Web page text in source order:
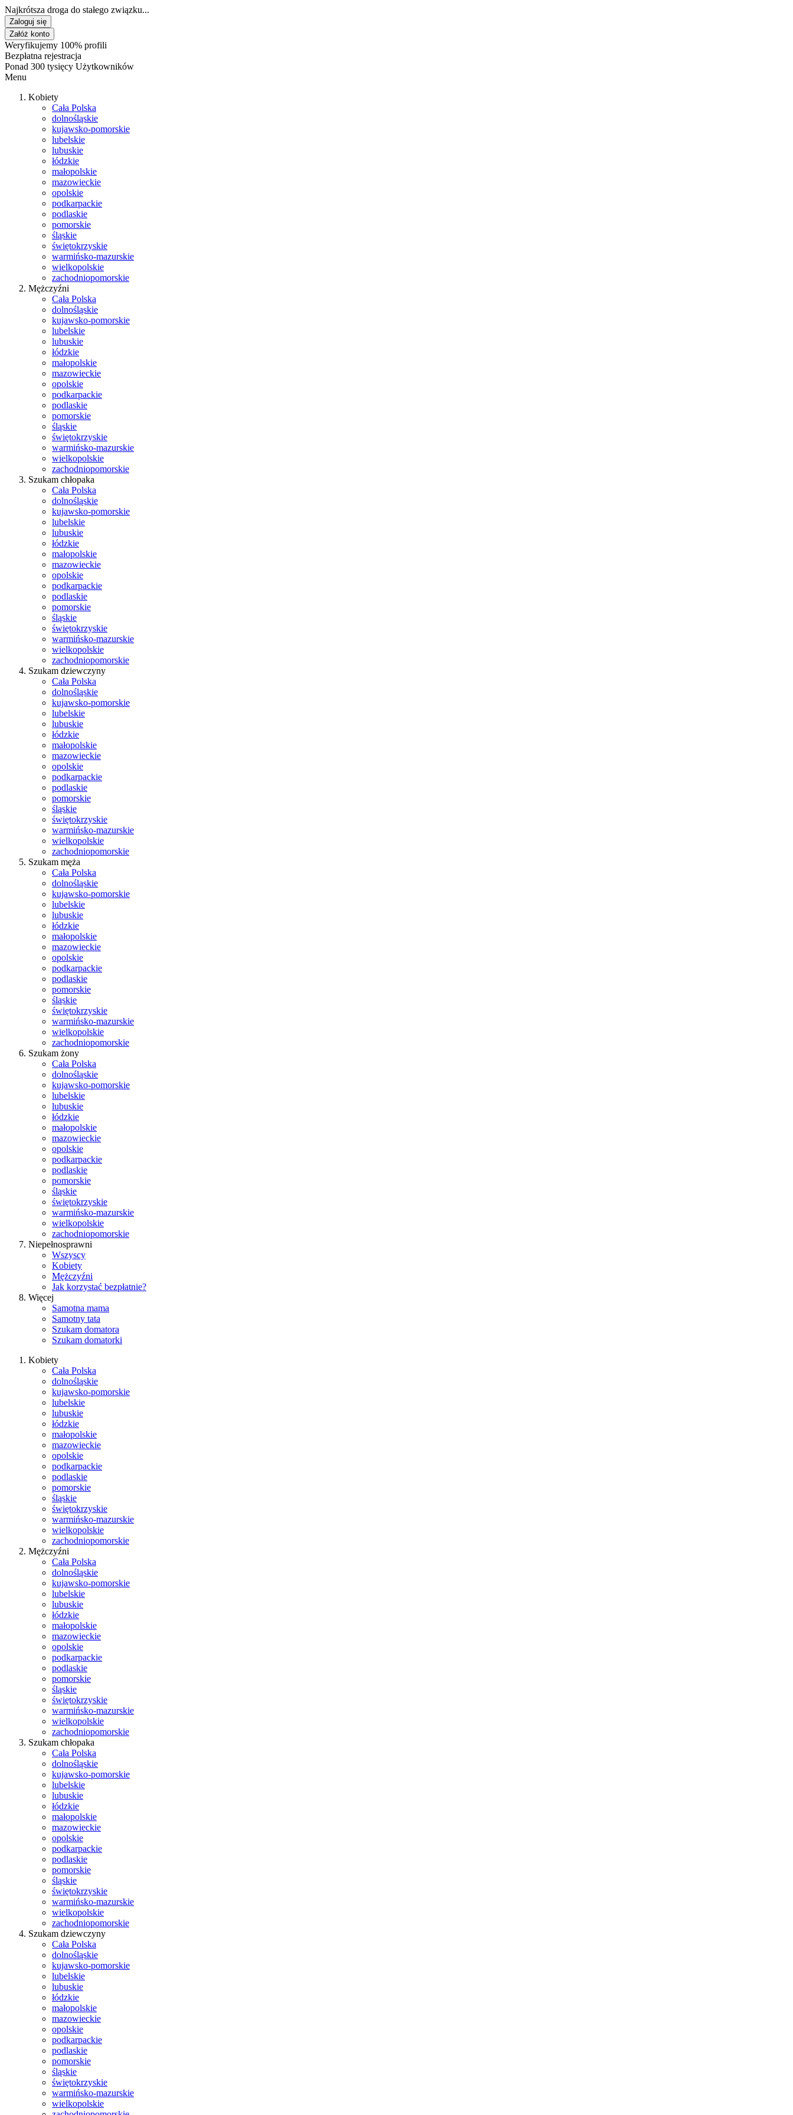
Najkrótsza droga do stałego związku...
Zaloguj się
Załóż konto
Weryfikujemy 100% profili
Bezpłatna rejestracja
Ponad 300 tysięcy Użytkowników
Menu
Kobiety
Cała Polska
dolnośląskie
kujawsko-pomorskie
lubelskie
lubuskie
łódzkie
małopolskie
mazowieckie
opolskie
podkarpackie
podlaskie
pomorskie
śląskie
świętokrzyskie
warmińsko-mazurskie
wielkopolskie
zachodniopomorskie
Mężczyźni
Cała Polska
dolnośląskie
kujawsko-pomorskie
lubelskie
lubuskie
łódzkie
małopolskie
mazowieckie
opolskie
podkarpackie
podlaskie
pomorskie
śląskie
świętokrzyskie
warmińsko-mazurskie
wielkopolskie
zachodniopomorskie
Szukam chłopaka
Cała Polska
dolnośląskie
kujawsko-pomorskie
lubelskie
lubuskie
łódzkie
małopolskie
mazowieckie
opolskie
podkarpackie
podlaskie
pomorskie
śląskie
świętokrzyskie
warmińsko-mazurskie
wielkopolskie
zachodniopomorskie
Szukam dziewczyny
Cała Polska
dolnośląskie
kujawsko-pomorskie
lubelskie
lubuskie
łódzkie
małopolskie
mazowieckie
opolskie
podkarpackie
podlaskie
pomorskie
śląskie
świętokrzyskie
warmińsko-mazurskie
wielkopolskie
zachodniopomorskie
Szukam męża
Cała Polska
dolnośląskie
kujawsko-pomorskie
lubelskie
lubuskie
łódzkie
małopolskie
mazowieckie
opolskie
podkarpackie
podlaskie
pomorskie
śląskie
świętokrzyskie
warmińsko-mazurskie
wielkopolskie
zachodniopomorskie
Szukam żony
Cała Polska
dolnośląskie
kujawsko-pomorskie
lubelskie
lubuskie
łódzkie
małopolskie
mazowieckie
opolskie
podkarpackie
podlaskie
pomorskie
śląskie
świętokrzyskie
warmińsko-mazurskie
wielkopolskie
zachodniopomorskie
Niepełnosprawni
Wszyscy
Kobiety
Mężczyźni
Jak korzystać bezpłatnie?
Więcej
Samotna mama
Samotny tata
Szukam domatora
Szukam domatorki
Kobiety
Cała Polska
dolnośląskie
kujawsko-pomorskie
lubelskie
lubuskie
łódzkie
małopolskie
mazowieckie
opolskie
podkarpackie
podlaskie
pomorskie
śląskie
świętokrzyskie
warmińsko-mazurskie
wielkopolskie
zachodniopomorskie
Mężczyźni
Cała Polska
dolnośląskie
kujawsko-pomorskie
lubelskie
lubuskie
łódzkie
małopolskie
mazowieckie
opolskie
podkarpackie
podlaskie
pomorskie
śląskie
świętokrzyskie
warmińsko-mazurskie
wielkopolskie
zachodniopomorskie
Szukam chłopaka
Cała Polska
dolnośląskie
kujawsko-pomorskie
lubelskie
lubuskie
łódzkie
małopolskie
mazowieckie
opolskie
podkarpackie
podlaskie
pomorskie
śląskie
świętokrzyskie
warmińsko-mazurskie
wielkopolskie
zachodniopomorskie
Szukam dziewczyny
Cała Polska
dolnośląskie
kujawsko-pomorskie
lubelskie
lubuskie
łódzkie
małopolskie
mazowieckie
opolskie
podkarpackie
podlaskie
pomorskie
śląskie
świętokrzyskie
warmińsko-mazurskie
wielkopolskie